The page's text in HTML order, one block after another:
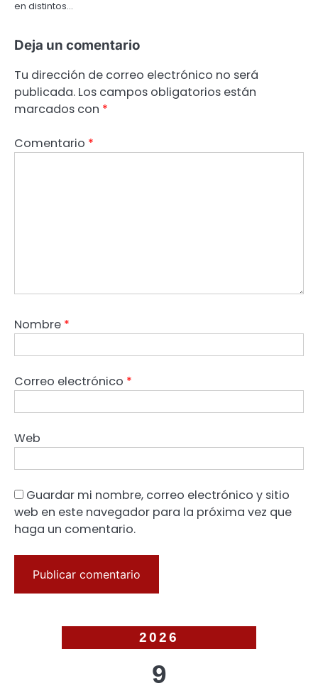
en distintos…
Deja un comentario
Tu dirección de correo electrónico no será
publicada. Los campos obligatorios están
marcados con *
Comentario *
Nombre *
Correo electrónico *
Web
Guardar mi nombre, correo electrónico y sitio
web en este navegador para la próxima vez que
haga un comentario.
2026
9